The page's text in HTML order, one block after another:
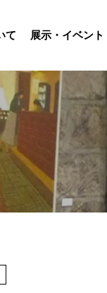
て 展示・イベント